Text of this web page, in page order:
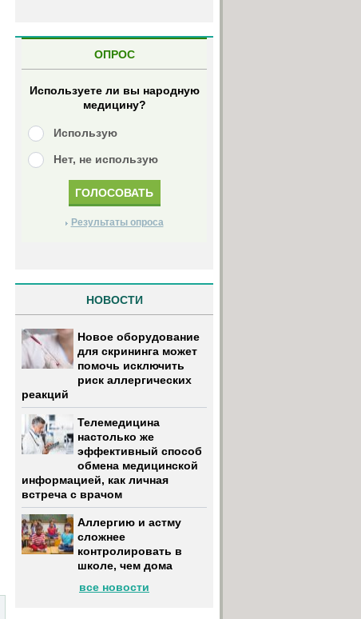
ОПРОС
Используете ли вы народную
медицину?
Использую
Нет, не использую
Результаты опроса
НОВОСТИ
Новое оборудование
для скрининга может
помочь исключить
риск аллергических
реакций
Телемедицина
настолько же
эффективный способ
обмена медицинской
информацией, как личная
встреча с врачом
Аллергию и астму
сложнее
контролировать в
школе, чем дома
все новости